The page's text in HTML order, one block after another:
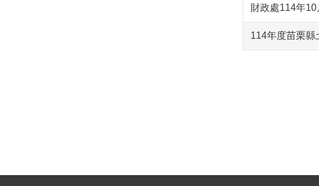
財政處114年
114年度苗栗縣